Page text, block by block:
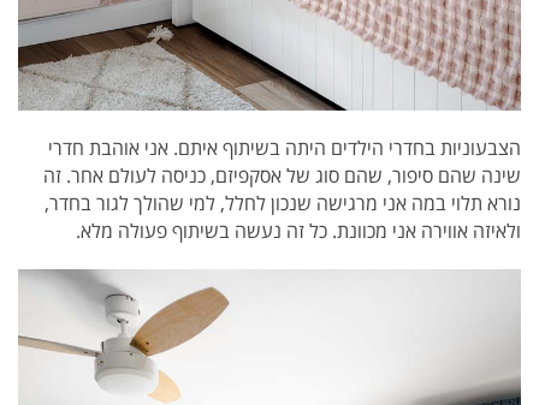
הצבעוניות בחדרי הילדים היתה בשיתוף איתם. אני אוהבת חדרי
שינה שהם סיפור, שהם סוג של אסקפיזם, כניסה לעולם אחר. זה
נורא תלוי במה אני מרגישה שנכון לחלל, למי שהולך לגור בחדר,
ולאיזה אווירה אני מכוונת. כל זה נעשה בשיתוף פעולה מלא.